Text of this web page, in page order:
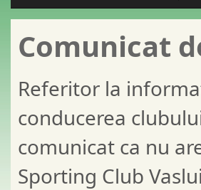
Comunicat
Referitor la
conducerea
comunicat ca nu
Sporting Club